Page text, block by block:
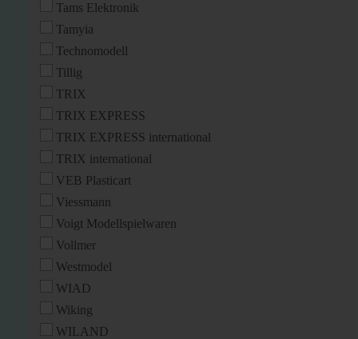
Tams Elektronik
Tamyia
Technomodell
Tillig
TRIX
TRIX EXPRESS
TRIX EXPRESS international
TRIX international
VEB Plasticart
Viessmann
Voigt Modellspielwaren
Vollmer
Westmodel
WIAD
Wiking
WILAND